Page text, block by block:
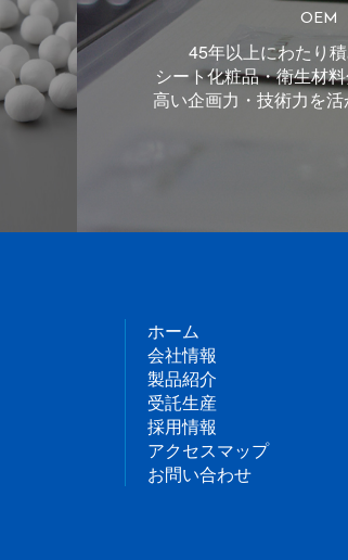
OEM
45年以上にわたり
シート化粧品・衛生材
高い企画力・技術力を
ホーム
会社情報
製品紹介
受託生産
採用情報
アクセスマップ
お問い合わせ